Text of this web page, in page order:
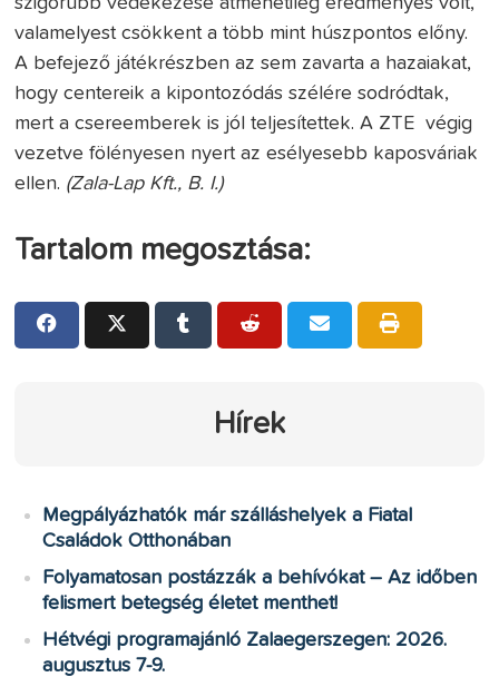
valamelyest csökkent a több mint húszpontos előny.
A befejező játékrészben az sem zavarta a hazaiakat,
hogy centereik a kipontozódás szélére sodródtak,
mert a csereemberek is jól teljesítettek. A ZTE végig
vezetve fölényesen nyert az esélyesebb kaposváriak
ellen. (Zala-Lap Kft., B. I.)
Tartalom megosztása:
Hírek
Megpályázhatók már szálláshelyek a Fiatal
Családok Otthonában
Folyamatosan postázzák a behívókat – Az időben
felismert betegség életet menthet!
Hétvégi programajánló Zalaegerszegen: 2026.
augusztus 7-9.